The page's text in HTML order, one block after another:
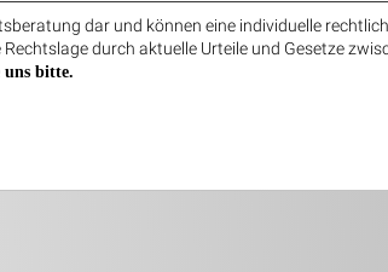
dar und können eine individuelle
durch aktuelle Urteile und Gesetze
uns bitte.